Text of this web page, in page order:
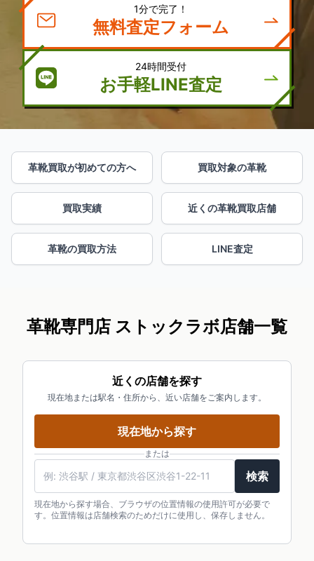
1分で完了！
無料査定フォーム
24時間受付
お手軽LINE査定
革靴買取が初めての方へ 買取対象の革靴
買取実績 近くの革靴買取店舗
革靴の買取方法 LINE査定
革靴専門店 ストックラボ店舗一覧
近くの店舗を探す
現在地または駅名・住所から、近い店舗をご案内します。
現在地から探す
または
検索
現在地から探す場合、ブラウザの位置情報の使用許可が必要で
す。位置情報は店舗検索のためだけに使用し、保存しません。